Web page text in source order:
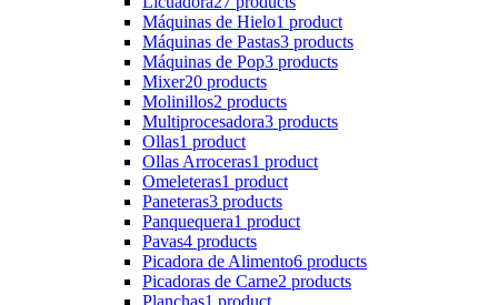
Máquinas de Hielo1 product
Máquinas de Pastas3 products
Máquinas de Pop3 products
Mixer20 products
Molinillos2 products
Multiprocesadora3 products
Ollas1 product
Ollas Arroceras1 product
Omeleteras1 product
Paneteras3 products
Panquequera1 product
Pavas4 products
Picadora de Alimento6 products
Picadoras de Carne2 products
Planchas1 product